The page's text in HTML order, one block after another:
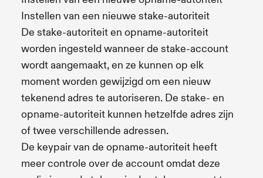
Instellen van een nieuwe stake-autoriteit
De stake-autoriteit en opname-autoriteit
worden ingesteld wanneer de stake-account
wordt aangemaakt, en ze kunnen op elk
moment worden gewijzigd om een nieuw
tekenend adres te autoriseren. De stake- en
opname-autoriteit kunnen hetzelfde adres zijn
of twee verschillende adressen.
De keypair van de opname-autoriteit heeft
meer controle over de account omdat deze